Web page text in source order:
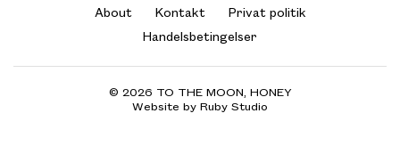
About Kontakt
Privat politik
Handelsbetingelser
© 2026 TO THE MOON, HONEY
Website by Ruby Studio